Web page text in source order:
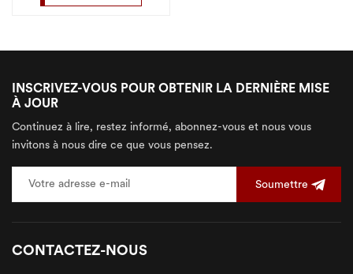
pour salon
INSCRIVEZ-VOUS POUR OBTENIR LA DERNIÈRE MISE
À JOUR
Continuez à lire, restez informé, abonnez-vous et nous vous
invitons à nous dire ce que vous pensez.
Soumettre
CONTACTEZ-NOUS